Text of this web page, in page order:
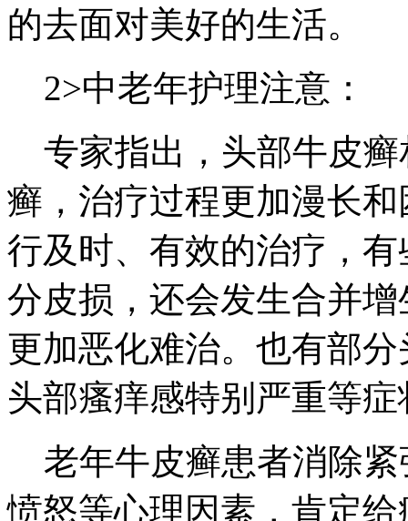
的去面对美好的生活。
2>中老年护理注意：
专家指出，头部牛皮癣
癣，治疗过程更加漫长
行及时、有效的治疗，
分皮损，还会发生合并
更加恶化难治。也有部
头部瘙痒感特别严重等症
老年牛皮癣患者消除紧
愤怒等心理因素，肯定